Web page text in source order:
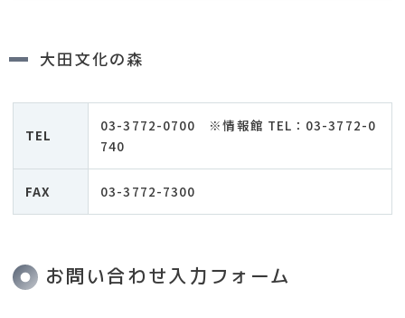
大田文化の森
TEL
03-3772-0700 ※情報館 TEL：03-3772-0
740
FAX 03-3772-7300
お問い合わせ入力フォーム